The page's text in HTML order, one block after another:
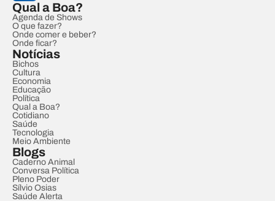
Qual a Boa?
Agenda de Shows
O que fazer?
Onde comer e beber?
Onde ficar?
Notícias
Bichos
Cultura
Economia
Educação
Política
Qual a Boa?
Cotidiano
Saúde
Tecnologia
Meio Ambiente
Blogs
Caderno Animal
Conversa Política
Pleno Poder
Sílvio Osias
Saúde Alerta